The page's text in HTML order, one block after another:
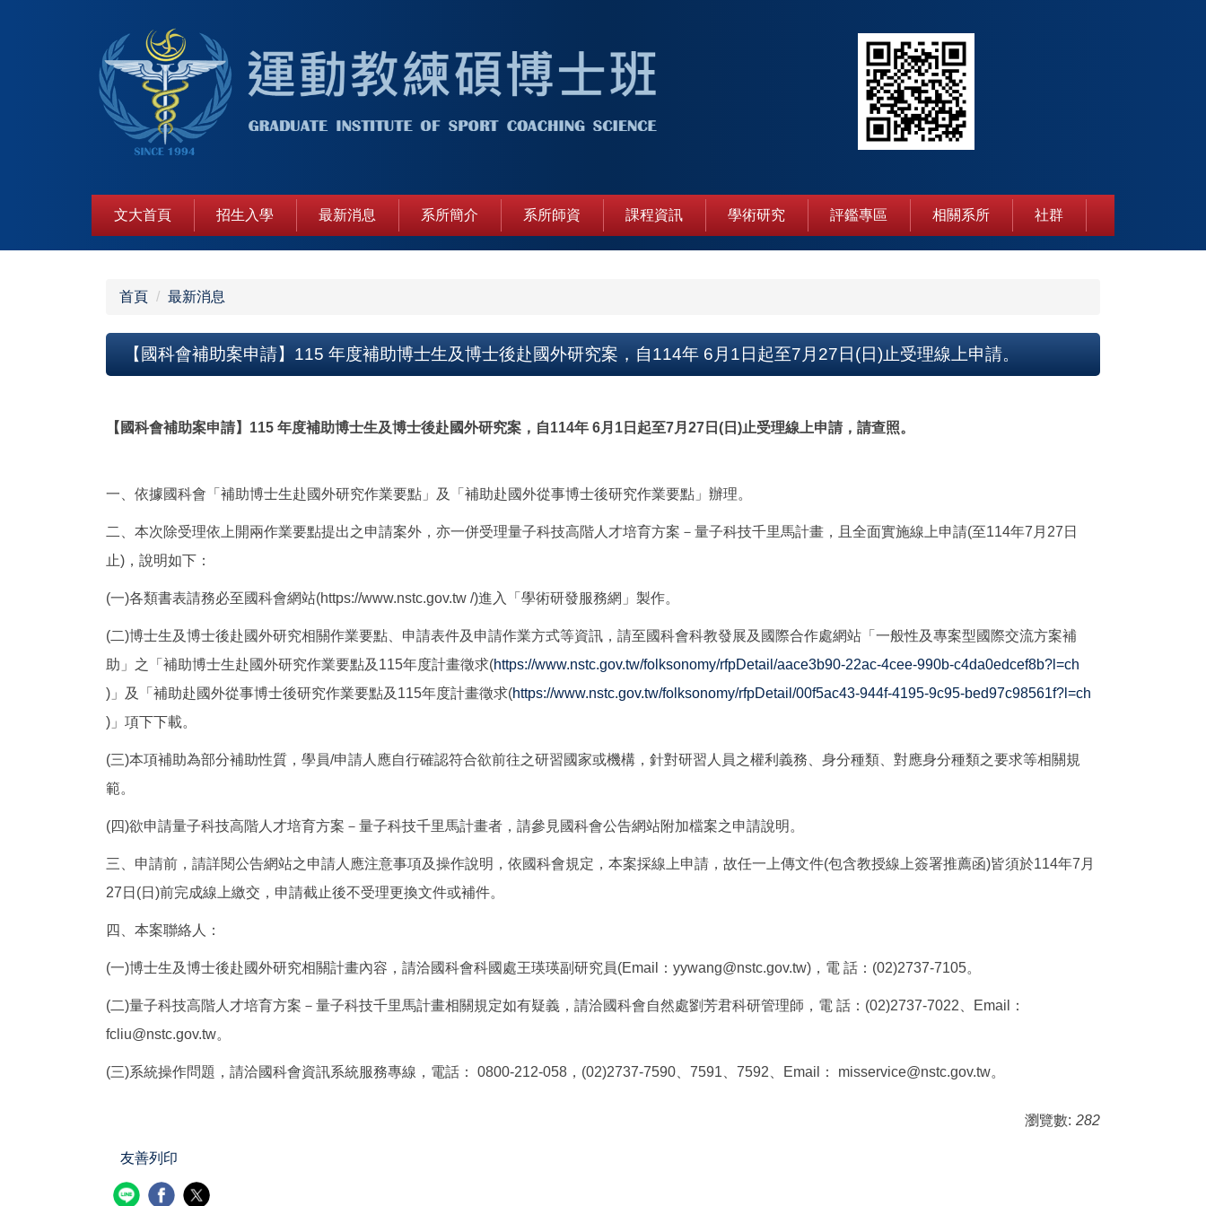
文大首頁 招生入學 最新消息 系所簡介 系所師資 課程資訊 學術研究 評鑑專區 相關系所 社群
首頁 最新消息
【國科會補助案申請】115 年度補助博士生及博士後赴國外研究案，自114年 6月1日起至7月27日(日)止受理線上申請。
【國科會補助案申請】115 年度補助博士生及博士後赴國外研究案，自114年 6月1日起至7月27日(日)止受理線上申請，請查照。
一、依據國科會「補助博士生赴國外研究作業要點」及「補助赴國外從事博士後研究作業要點」辦理。
二、本次除受理依上開兩作業要點提出之申請案外，亦一併受理量子科技高階人才培育方案－量子科技千里馬計畫，且全面實施線上申請(至114年7月27日
止)，說明如下：
(一)各類書表請務必至國科會網站(https://www.nstc.gov.tw /)進入「學術研發服務網」製作。
(二)博士生及博士後赴國外研究相關作業要點、申請表件及申請作業方式等資訊，請至國科會科教發展及國際合作處網站「一般性及專案型國際交流方案補
助」之「補助博士生赴國外研究作業要點及115年度計畫徵求(https://www.nstc.gov.tw/folksonomy/rfpDetail/aace3b90-22ac-4cee-990b-c4da0edcef8b?l=ch
)」及「補助赴國外從事博士後研究作業要點及115年度計畫徵求(https://www.nstc.gov.tw/folksonomy/rfpDetail/00f5ac43-944f-4195-9c95-bed97c98561f?l=ch
)」項下下載。
(三)本項補助為部分補助性質，學員/申請人應自行確認符合欲前往之研習國家或機構，針對研習人員之權利義務、身分種類、對應身分種類之要求等相關規
範。
(四)欲申請量子科技高階人才培育方案－量子科技千里馬計畫者，請參見國科會公告網站附加檔案之申請說明。
三、申請前，請詳閱公告網站之申請人應注意事項及操作說明，依國科會規定，本案採線上申請，故任一上傳文件(包含教授線上簽署推薦函)皆須於114年7月
27日(日)前完成線上繳交，申請截止後不受理更換文件或補件。
四、本案聯絡人：
(一)博士生及博士後赴國外研究相關計畫內容，請洽國科會科國處王瑛瑛副研究員(Email：yywang@nstc.gov.tw)，電 話：(02)2737-7105。
(二)量子科技高階人才培育方案－量子科技千里馬計畫相關規定如有疑義，請洽國科會自然處劉芳君科研管理師，電 話：(02)2737-7022、Email：
fcliu@nstc.gov.tw。
(三)系統操作問題，請洽國科會資訊系統服務專線，電話： 0800-212-058，(02)2737-7590、7591、7592、Email： misservice@nstc.gov.tw。
瀏覽數: 282
友善列印